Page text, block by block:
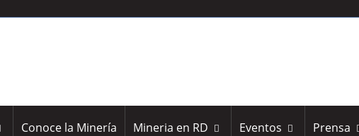
Conoce la Minería Mineria en RD Eventos Prensa